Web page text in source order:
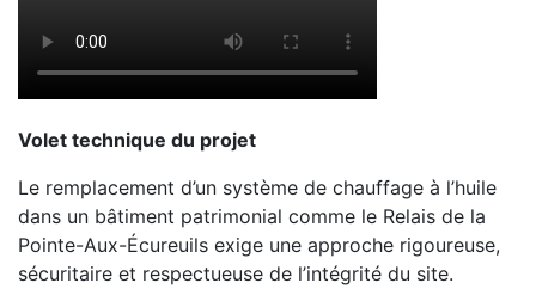
Volet technique du projet
Le remplacement d’un système de chauffage à l’huile
dans un bâtiment patrimonial comme le Relais de la
Pointe-Aux-Écureuils exige une approche rigoureuse,
sécuritaire et respectueuse de l’intégrité du site.